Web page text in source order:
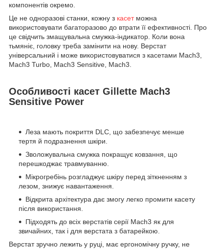
компонентів окремо.
Це не одноразові станки, кожну з касетможна
використовувати багаторазово до втрати її ефективності. Про
це свідчить змащувальна смужка-індикатор. Коли вона
тьмяніє, головку треба замінити на нову. Верстат
універсальний і може використовуватися з касетами Mach3,
Mach3 Turbo, Mach3 Sensitive, Mach3.
Особливості касет Gillette Mach3
Sensitive Power
Леза мають покриття DLC, що забезпечує менше
тертя й подразнення шкіри.
Зволожувальна смужка покращує ковзання, що
перешкоджає травмуванню.
Мікрогребінь розгладжує шкіру перед зіткненням з
лезом, знижує навантаження.
Відкрита архітектура дає змогу легко промити касету
після використання.
Підходять до всіх верстатів серії Mach3 як для
звичайних, так і для верстата з батарейкою.
Верстат зручно лежить у руці, має ергономічну ручку, не